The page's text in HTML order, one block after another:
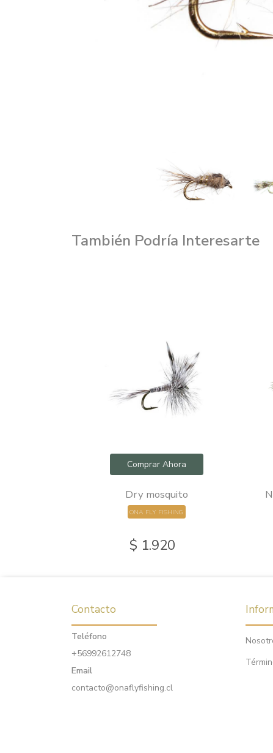
También Podría Interesarte
Comprar Ahora
Dry mosquito
ONA FLY FISHING
$ 1.920
Contacto
Teléfono
+56992612748
Email
contacto@onaflyfishing.cl